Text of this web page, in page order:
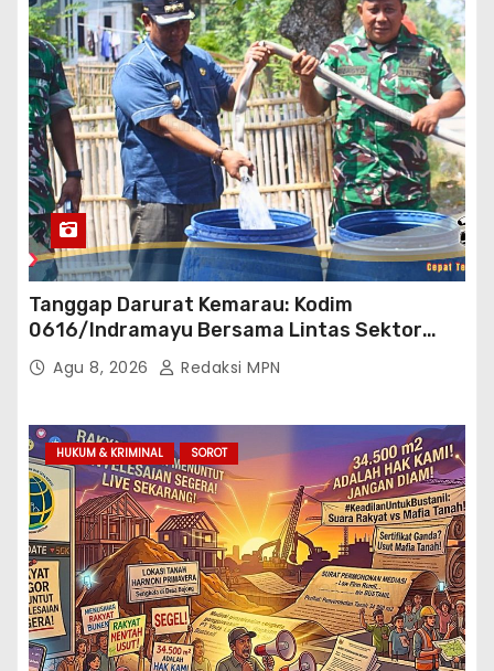
Tanggap Darurat Kemarau: Kodim
0616/Indramayu Bersama Lintas Sektor
Garap Bantuan Air Bersih Bertahap
Agu 8, 2026 Redaksi MPN
HUKUM & KRIMINAL SOROT